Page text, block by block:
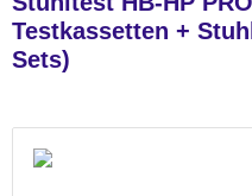
Testkassetten +
Sets)